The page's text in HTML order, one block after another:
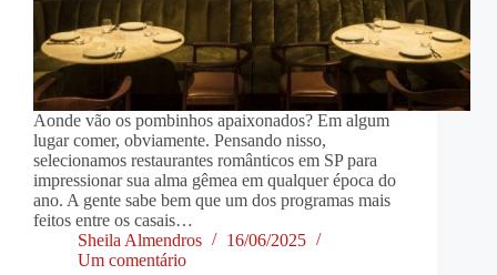
Aonde vão os pombinhos apaixonados? Em algum
lugar comer, obviamente. Pensando nisso,
selecionamos restaurantes românticos em SP para
impressionar sua alma gêmea em qualquer época do
ano. A gente sabe bem que um dos programas mais
feitos entre os casais…
Sheila Almendros
16/06/2025
Um comentário